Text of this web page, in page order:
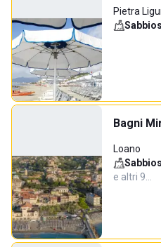
Pietra
Bagni
Loano
e altri 9…